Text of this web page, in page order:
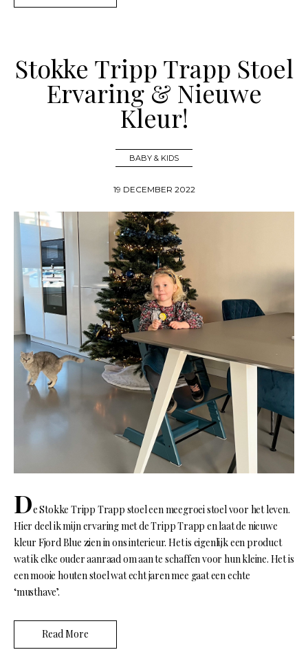
Stokke Tripp Trapp Stoel
Ervaring & Nieuwe
Kleur!
BABY & KIDS
19 DECEMBER 2022
De Stokke Tripp Trapp stoel een meegroei stoel voor het leven.
Hier deel ik mijn ervaring met de Tripp Trapp en laat de nieuwe
kleur Fjord Blue zien in ons interieur. Het is eigenlijk een product
wat ik elke ouder aanraad om aan te schaffen voor hun kleine. Het is
een mooie houten stoel wat echt jaren mee gaat een echte
‘musthave’.
Read More